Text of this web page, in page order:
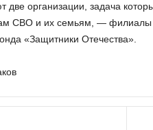
две организации, задача
СВО и их семьям, — филиалы
«Защитники Отечества».